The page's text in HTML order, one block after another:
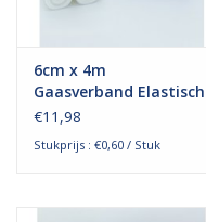
Waterdichte pleisters:
wanneer kies je ervoor en
welke zijn het beste?
6cm x 4m
Gaasverband Elastisch
€11,98
Stukprijs : €0,60 / Stuk